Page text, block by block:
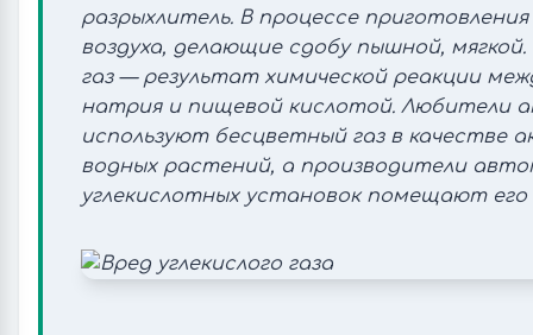
разрыхлитель. В процессе
воздуха, делающие сдобу пышной,
газ — результат химической реакции
натрия и пищевой кислотой. Любители
используют бесцветный газ в качестве
водных растений, а производители
углекислотных установок помещают